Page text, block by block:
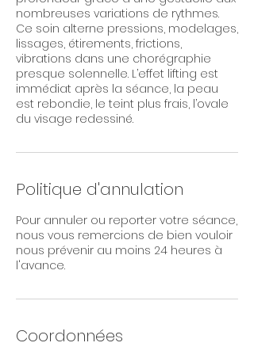
nombreuses variations de rythmes.
Ce soin alterne pressions, modelages,
lissages, étirements, frictions,
vibrations dans une chorégraphie
presque solennelle. L’effet lifting est
immédiat après la séance, la peau
est rebondie, le teint plus frais, l’ovale
du visage redessiné.
Politique d'annulation
Pour annuler ou reporter votre séance,
nous vous remercions de bien vouloir
nous prévenir au moins 24 heures à
l'avance.
Coordonnées